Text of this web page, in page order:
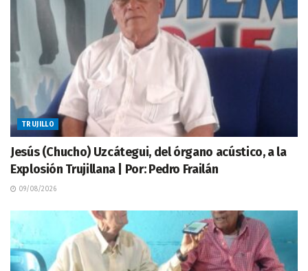
TRUJILLO
Jesús (Chucho) Uzcátegui, del órgano acústico, a la
Explosión Trujillana | Por: Pedro Frailán
09/08/2026